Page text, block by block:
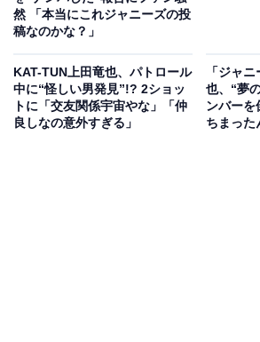
然 「本当にこれジャニーズの投
稿なのかな？」
KAT-TUN上田竜也、パトロール
中に“怪しい男発見”!? 2ショッ
トに「交友関係宇宙やな」「仲
良しなの意外すぎる」
「ジャ
也、“夢
ンバーを
ちまった